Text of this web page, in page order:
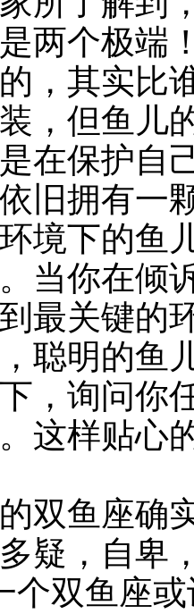
两个极端
，其实比
，但鱼儿
在保护自
旧拥有一
下的鱼
当你在倾
最关键的
聪明的鱼
，询问你
这样贴心
鱼座确
疑，自卑
双鱼座